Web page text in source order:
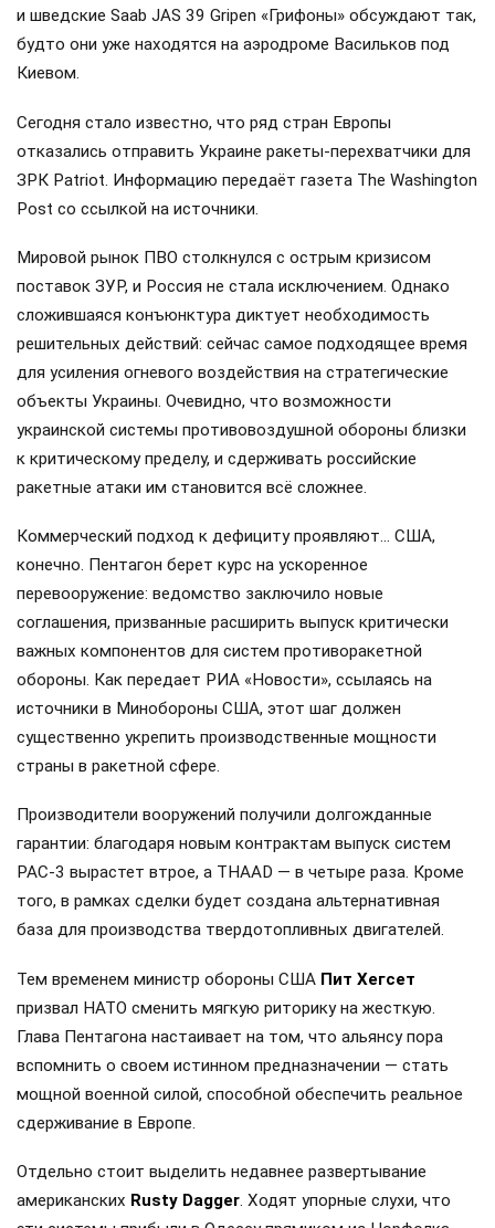
и шведские Saab JAS 39 Gripen «Грифоны» обсуждают так,
будто они уже находятся на аэродроме Васильков под
Киевом.
Сегодня стало известно, что ряд стран Европы
отказались отправить Украине ракеты-перехватчики для
ЗРК Patriot. Информацию передаёт газета The Washington
Post со ссылкой на источники.
Мировой рынок ПВО столкнулся с острым кризисом
поставок ЗУР, и Россия не стала исключением. Однако
сложившаяся конъюнктура диктует необходимость
решительных действий: сейчас самое подходящее время
для усиления огневого воздействия на стратегические
объекты Украины. Очевидно, что возможности
украинской системы противовоздушной обороны близки
к критическому пределу, и сдерживать российские
ракетные атаки им становится всё сложнее.
Коммерческий подход к дефициту проявляют… США,
конечно. Пентагон берет курс на ускоренное
перевооружение: ведомство заключило новые
соглашения, призванные расширить выпуск критически
важных компонентов для систем противоракетной
обороны. Как передает РИА «Новости», ссылаясь на
источники в Минобороны США, этот шаг должен
существенно укрепить производственные мощности
страны в ракетной сфере.
Производители вооружений получили долгожданные
гарантии: благодаря новым контрактам выпуск систем
PAC-3 вырастет втрое, а THAAD — в четыре раза. Кроме
того, в рамках сделки будет создана альтернативная
база для производства твердотопливных двигателей.
Тем временем министр обороны США Пит Хегсет
призвал НАТО сменить мягкую риторику на жесткую.
Глава Пентагона настаивает на том, что альянсу пора
вспомнить о своем истинном предназначении — стать
мощной военной силой, способной обеспечить реальное
сдерживание в Европе.
Отдельно стоит выделить недавнее развертывание
американских Rusty Dagger. Ходят упорные слухи, что